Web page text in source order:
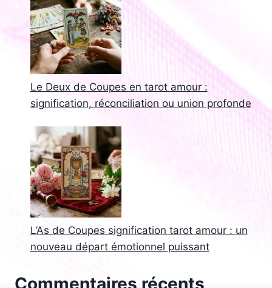
Le Deux de Coupes en tarot amour :
signification, réconciliation ou union profonde
L’As de Coupes signification tarot amour : un
nouveau départ émotionnel puissant
Commentaires récents